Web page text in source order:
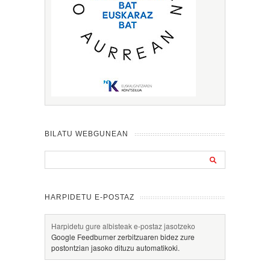
BILATU WEBGUNEAN
HARPIDETU E-POSTAZ
Harpidetu gure albisteak e-postaz jasotzeko
Google Feedburner zerbitzuaren bidez zure
postontzian jasoko dituzu automatikoki.